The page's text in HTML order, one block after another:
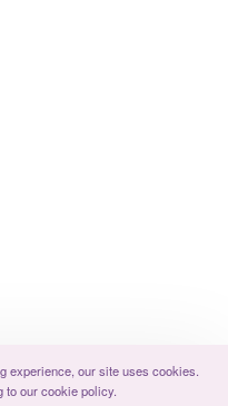
experience, our site uses cookies.
to our cookie policy.